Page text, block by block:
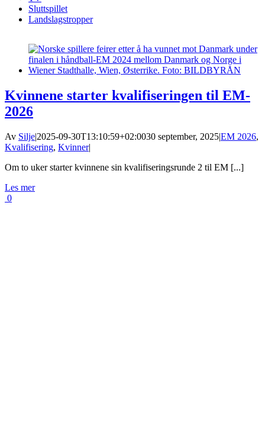
Sluttspillet
Landslagstropper
Kvinnene starter kvalifiseringen til EM-
2026
Av Silje|2025-09-30T13:10:59+02:0030 september, 2025|EM 2026,
Kvalifisering, Kvinner|
Om to uker starter kvinnene sin kvalifiseringsrunde 2 til EM [...]
Les mer
0